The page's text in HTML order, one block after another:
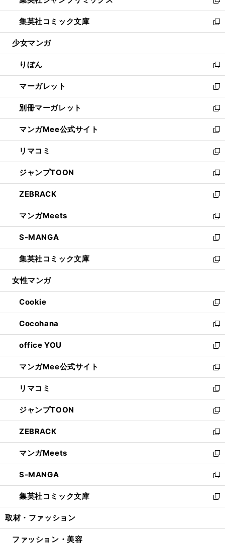
開
く
ウ
で
開
ン
ド
ウ
開
く
ウ
ィ
ン
ウ
で
開
く
新
し
い
ウ
ン
ド
ウ
で
開
く
集英社コミック文庫
新
し
ウ
ィ
ン
ド
ウ
で
開
く
少女マンガ
りぼん
新
し
い
ウ
ィ
ン
ド
ウ
で
開
く
マーガレット
新
し
い
ウ
ィ
ン
ド
ウ
で
開
く
別冊マーガレット
新
し
い
ウ
ィ
ン
ド
ウ
で
開
く
マンガMee公式サイト
新
し
い
ウ
ィ
ン
ド
ウ
で
開
く
リマコミ
新
し
い
ウ
ィ
ン
ド
ウ
で
開
く
ジャンプTOON
新
し
い
ウ
ィ
ン
ド
ウ
で
開
ZEBRACK
新
し
い
ウ
ィ
ン
ド
ウ
開
く
マンガMeets
新
し
い
ウ
ィ
ン
ウ
で
開
く
S-MANGA
新
し
い
ウ
ン
ド
ウ
で
開
く
集英社コミック文庫
新
し
ウ
ィ
ン
ド
ウ
で
開
く
女性マンガ
Cookie
新
し
い
ウ
ィ
ン
ド
ウ
で
開
く
Cocohana
新
し
い
ウ
ィ
ン
ド
ウ
で
開
く
office YOU
新
し
い
ウ
ィ
ン
ド
ウ
で
開
く
マンガMee公式サイト
新
し
い
ウ
ィ
ン
ド
ウ
で
開
く
リマコミ
新
し
い
ウ
ィ
ン
ド
ウ
で
開
く
ジャンプTOON
新
し
い
ウ
ィ
ン
ド
ウ
で
開
ZEBRACK
新
し
い
ウ
ィ
ン
ド
ウ
開
マンガMeets
新
し
い
ウ
ィ
ン
ウ
S-MANGA
新
し
い
ウ
ン
集英社コミック文庫
新
し
ウ
取材・ファッション
ファッション・美容